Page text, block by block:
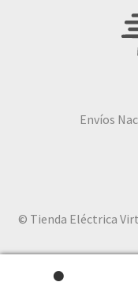
Envíos
© Tienda Eléctrica